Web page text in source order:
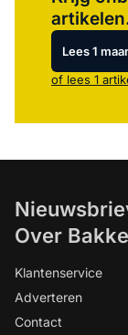
Lees 1
of lees 1
Over
Klantenservice
Adverteren
Contact